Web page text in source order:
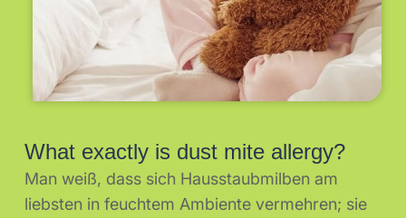
What exactly is dust mite allergy?
Man weiß, dass sich Hausstaubmilben am
liebsten in feuchtem Ambiente vermehren; sie